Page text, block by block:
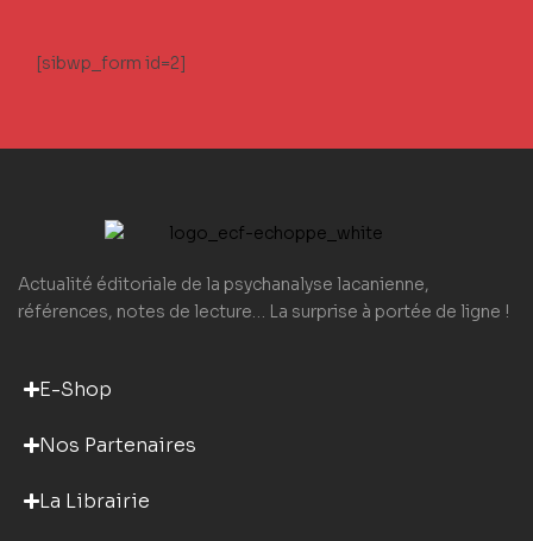
[sibwp_form id=2]
Actualité éditoriale de la psychanalyse lacanienne,
références, notes de lecture… La surprise à portée de ligne !
E-Shop
Nos Partenaires
La Librairie